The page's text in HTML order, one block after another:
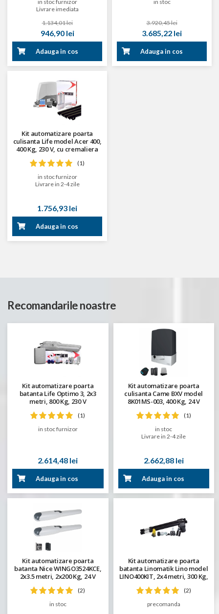
in stoc furnizor
Livrare imediata
1.134,01 lei
946,90 lei
Adauga in cos
in stoc
3.920,45 lei
3.685,22 lei
Adauga in cos
Kit automatizare poarta
culisanta Life model Acer 400,
400 Kg, 230 V, cu cremaliera
(1)
in stoc furnizor
Livrare in 2-4 zile
1.756,93 lei
Adauga in cos
Recomandarile noastre
Kit automatizare poarta
batanta Life Optimo 3, 2x3
metri, 800 Kg, 230 V
(1)
in stoc furnizor
2.614,48 lei
Adauga in cos
Kit automatizare poarta
culisanta Came BXV model
8K01MS-003, 400 Kg, 24 V
(1)
in stoc
Livrare in 2-4 zile
2.662,88 lei
Adauga in cos
Kit automatizare poarta
batanta Nice WINGO3524KCE,
2x3.5 metri, 2x200 Kg, 24 V
(2)
in stoc
Kit automatizare poarta
batanta Linomatik Lino model
LINO400KIT, 2x4 metri, 300 Kg,
(2)
precomanda